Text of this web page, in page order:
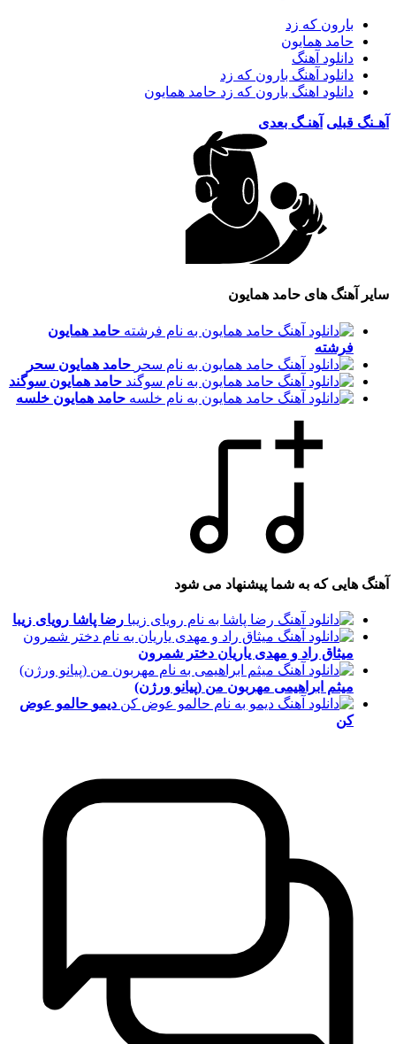
بارون که زد
حامد همایون
دانلود آهنگ
دانلود آهنگ بارون که زد
دانلود اهنگ بارون که زد حامد همایون
آهـنگ قبلی آهنـگ بعدی
سایر آهنگ های حامد همایون
حامد همایون
فرشته
حامد همایون سحر
حامد همایون سوگند
حامد همایون خلسه
آهنگ هایی که به شما پیشنهاد می شود
رضا پاشا رویای زیبا
میثاق راد و مهدی یاریان دختر شمرون
میثم ابراهیمی مهربون من (پیانو ورژن)
دیمو حالمو عوض
کن